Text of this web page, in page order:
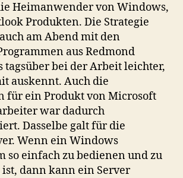
Heimanwender von Windows,
Produkten. Die Strategie
am Abend mit den
aus Redmond
tagsüber bei der Arbeit leichter,
auskennt. Auch die
für ein Produkt von Microsoft
war dadurch
Dasselbe galt für die
Wenn ein Windows
so einfach zu bedienen und zu
dann kann ein Server